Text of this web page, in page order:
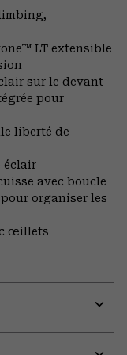
LT extensible
sur le devant
pour
liberté de
éclair
avec boucle
organiser les
œillets